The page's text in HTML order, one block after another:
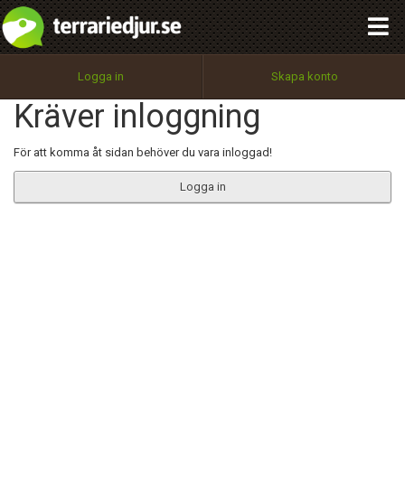
Logga in Skapa konto
Kräver inloggning
För att komma åt sidan behöver du vara inloggad!
Logga in
Utför
100%
OK
integritetspolicy
Namn:
Epost:
Begär nytt lösenord
Tillbaka till förstasidan